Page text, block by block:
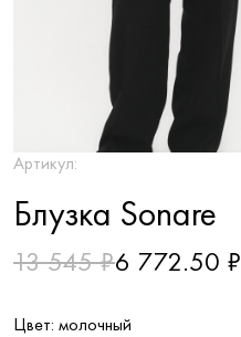
Артикул:
Блузка Sonare
13 545 ₽6 772.50 ₽
Цвет: молочный